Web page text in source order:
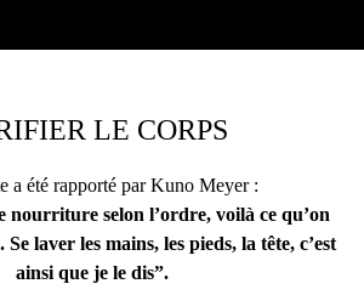
LE CORPS
a été rapporté par Kuno Meyer :
nourriture selon l’ordre, voilà ce qu’on
laver les mains, les pieds, la tête, c’est
ainsi que je le dis”.